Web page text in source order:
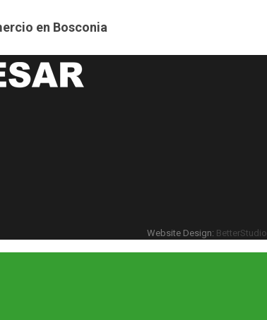
en Bosconia
Website Design: BetterStudio